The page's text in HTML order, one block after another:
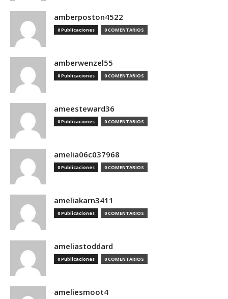
amberposton4522
0 Publicaciones 0 COMENTARIOS
amberwenzel55
0 Publicaciones 0 COMENTARIOS
ameesteward36
0 Publicaciones 0 COMENTARIOS
amelia06c037968
0 Publicaciones 0 COMENTARIOS
ameliakarn3411
0 Publicaciones 0 COMENTARIOS
ameliastoddard
0 Publicaciones 0 COMENTARIOS
ameliesmoot4